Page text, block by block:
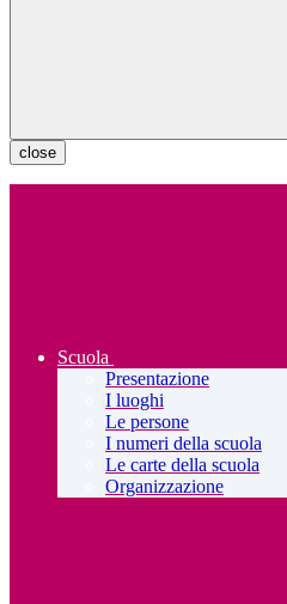
close
Scuola
Presentazione
I luoghi
Le persone
I numeri della scuola
Le carte della scuola
Organizzazione